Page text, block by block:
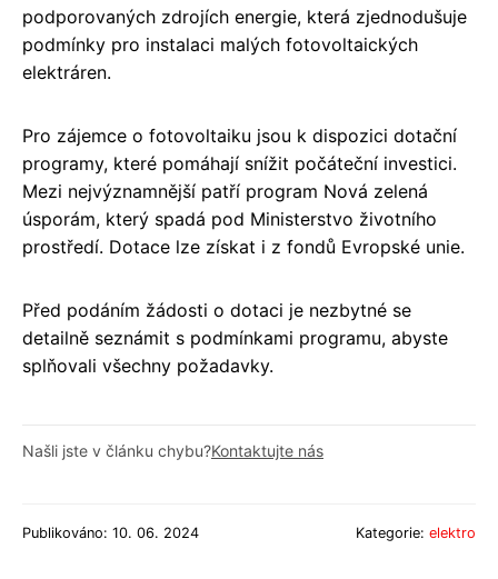
podporovaných zdrojích energie, která zjednodušuje
podmínky pro instalaci malých fotovoltaických
elektráren.
Pro zájemce o fotovoltaiku jsou k dispozici dotační
programy, které pomáhají snížit počáteční investici.
Mezi nejvýznamnější patří program Nová zelená
úsporám, který spadá pod Ministerstvo životního
prostředí. Dotace lze získat i z fondů Evropské unie.
Před podáním žádosti o dotaci je nezbytné se
detailně seznámit s podmínkami programu, abyste
splňovali všechny požadavky.
Našli jste v článku chybu?Kontaktujte nás
Publikováno: 10. 06. 2024 Kategorie: elektro